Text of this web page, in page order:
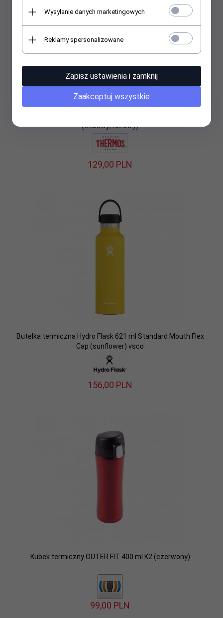
(stalowy/różowy)
129,00 PLN
Butelka termiczna Hydro Flask 621 ml Standard Mouth Flex
Cap (sunflower) vsco
156,00 PLN
Kubek termiczny OUTER FIT 400 ml K2 (czerwony)
99,00 PLN
Wysyłanie danych marketingowych
Reklamy spersonalizowane
Zapisz ustawienia i zamknij
Zaakceptuj wszystkie